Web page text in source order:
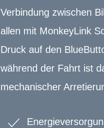
Verbindung zwischen
allen mit MonkeyLink
Druck auf den
während der Fahrt ist
mechanischer